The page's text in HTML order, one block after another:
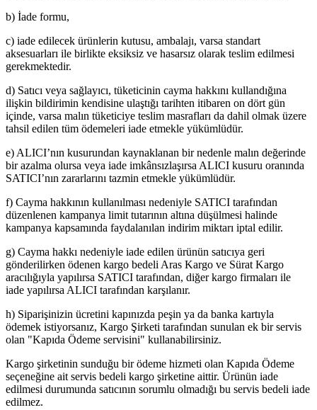
b) İade formu,
c) iade edilecek ürünlerin kutusu, ambalajı, varsa standart
aksesuarları ile birlikte eksiksiz ve hasarsız olarak teslim edilmesi
gerekmektedir.
d) Satıcı veya sağlayıcı, tüketicinin cayma hakkını kullandığına
ilişkin bildirimin kendisine ulaştığı tarihten itibaren on dört gün
içinde, varsa malın tüketiciye teslim masrafları da dahil olmak üzere
tahsil edilen tüm ödemeleri iade etmekle yükümlüdür.
e) ALICI’nın kusurundan kaynaklanan bir nedenle malın değerinde
bir azalma olursa veya iade imkânsızlaşırsa ALICI kusuru oranında
SATICI’nın zararlarını tazmin etmekle yükümlüdür.
f) Cayma hakkının kullanılması nedeniyle SATICI tarafından
düzenlenen kampanya limit tutarının altına düşülmesi halinde
kampanya kapsamında faydalanılan indirim miktarı iptal edilir.
g) Cayma hakkı nedeniyle iade edilen ürünün satıcıya geri
gönderilirken ödenen kargo bedeli Aras Kargo ve Sürat Kargo
aracılığıyla yapılırsa SATICI tarafından, diğer kargo firmaları ile
iade yapılırsa ALICI tarafından karşılanır.
h) Siparişinizin ücretini kapınızda peşin ya da banka kartıyla
ödemek istiyorsanız, Kargo Şirketi tarafından sunulan ek bir servis
olan "Kapıda Ödeme servisini" kullanabilirsiniz.
Kargo şirketinin sunduğu bir ödeme hizmeti olan Kapıda Ödeme
seçeneğine ait servis bedeli kargo şirketine aittir. Ürünün iade
edilmesi durumunda satıcının sorumlu olmadığı bu servis bedeli iade
edilmez.